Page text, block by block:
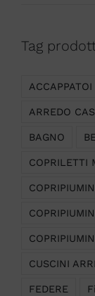
Tag
ACCAPPATOI
ARREDO
BAGNO
COPRILETTI
CUSCINI
FEDERE